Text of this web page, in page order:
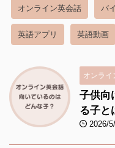
オンライン英会話 バ
英語アプリ 英語動画
オンライ
子供向
る子と
2026/